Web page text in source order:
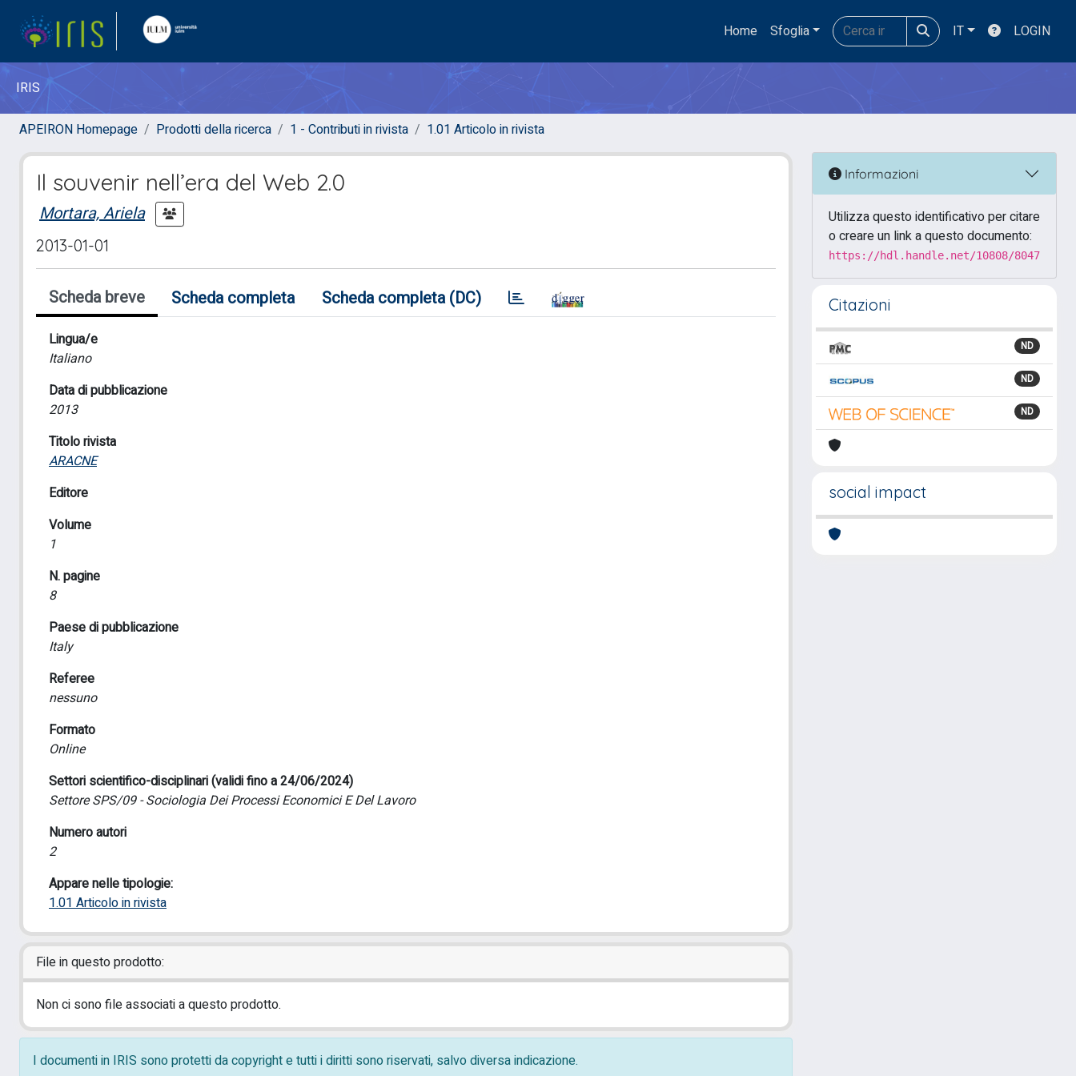
Home Sfoglia IT LOGIN
IRIS
APEIRON Homepage Prodotti della ricerca 1 - Contributi in rivista 1.01 Articolo in rivista
Il souvenir nell’era del Web 2.0
Mortara, Ariela
2013-01-01
Scheda breve Scheda completa Scheda completa (DC)
Lingua/e
Italiano
Data di pubblicazione
2013
Titolo rivista
ARACNE
Editore
Volume
1
N. pagine
8
Paese di pubblicazione
Italy
Referee
nessuno
Formato
Online
Settori scientifico-disciplinari (validi fino a 24/06/2024)
Settore SPS/09 - Sociologia Dei Processi Economici E Del Lavoro
Numero autori
2
Appare nelle tipologie:
1.01 Articolo in rivista
File in questo prodotto:
Non ci sono file associati a questo prodotto.
I documenti in IRIS sono protetti da copyright e tutti i diritti sono riservati, salvo diversa indicazione.
Informazioni
Utilizza questo identificativo per citare
o creare un link a questo documento:
https://hdl.handle.net/10808/8047
Citazioni
ND
ND
ND
social impact